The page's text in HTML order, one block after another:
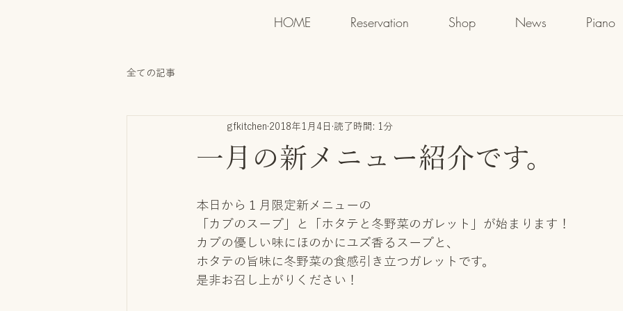
HOME Reservation Shop News Piano
全ての記事
一月の新メニュー紹介です。
gfkitchen 2018年1月4日 読了時間: 1分
本日から１月限定新メニューの
「カブのスープ」と「ホタテと冬野菜のガレット」が始まります！
カブの優しい味にほのかにユズ香るスープと、
ホタテの旨味に冬野菜の食感引き立つガレットです。
是非お召し上がりください！